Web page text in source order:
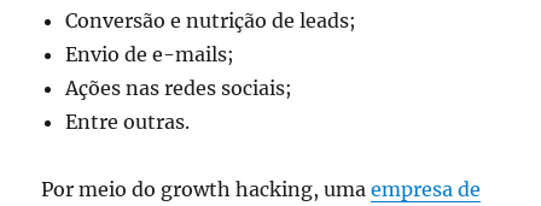
Conversão e nutrição de leads;
Envio de e-mails;
Ações nas redes sociais;
Entre outras.
Por meio do growth hacking, umaempresa de